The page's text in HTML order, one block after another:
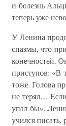
и болезнь
теперь уже
У Ленина
спазмы, что
конечностей.
приступов: «В
тоже. Голова
не терял…
упал бы».
учился